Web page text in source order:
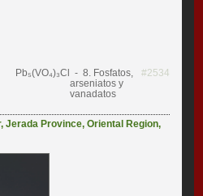
Pb₅(VO₄)₃Cl
- 8. Fosfatos,
arseniatos y
vanadatos
#2534
,Jerada Province,Oriental Region,